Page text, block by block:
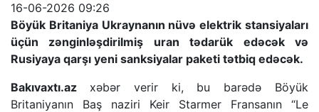
16-06-2026 09:26
Böyük Britaniya Ukraynanın nüvə elektrik stansiyaları
üçün zənginləşdirilmiş uran tədarük edəcək və
Rusiyaya qarşı yeni sanksiyalar paketi tətbiq edəcək.
Bakıvaxtı.az xəbər verir ki, bu barədə Böyük
Britaniyanın Baş naziri Keir Starmer Fransanın “Le